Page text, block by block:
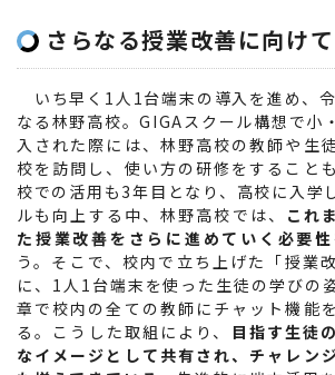
さらなる授業改善に向けて
いち早く1人1台端末の導入を進め、
なる林野高校。GIGAスクール構想で小
入された際には、林野高校の教師や生
校を訪問し、使い方の研修をすること
校での活用も3年目となり、高校に入学
ルも向上する中、林野高校では、 これ
た授業改善をさらに進めていく必要
う。そこで、校内で立ち上げた「授業
に、1人1台端末を使った生徒の学びの
章で校内の全ての教師にチャット機能
る。こうした取組により、 目指す生徒
なイメージとして共有され、チャレン